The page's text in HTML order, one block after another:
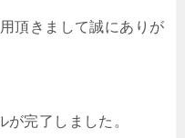
頂きまして誠にありが
完了しました。